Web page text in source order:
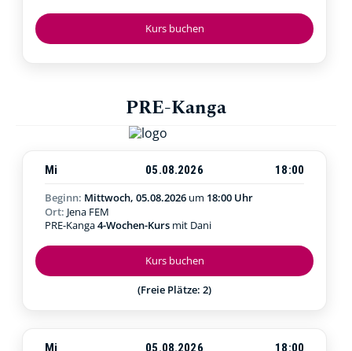
Kurs buchen
PRE-Kanga
Kurs buchen
(Freie Plätze: 2)
Mi 05.08.2026
18:00
Beginn: Mittwoch, 05.08.2026 um 18:00 Uhr
Ort: Jena FEM
PRE-Kanga4-Wochen-Kurs mit Dani
Mi 05.08.2026 18:00